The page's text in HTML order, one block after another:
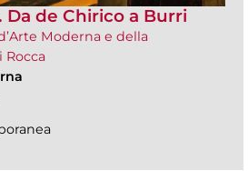
de Chirico a Burri
Moderna e della
Rocca